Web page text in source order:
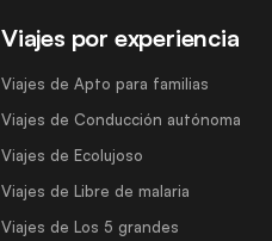
Viajes por experiencia
Viajes de Apto para familias
Viajes de Conducción autónoma
Viajes de Ecolujoso
Viajes de Libre de malaria
Viajes de Los 5 grandes